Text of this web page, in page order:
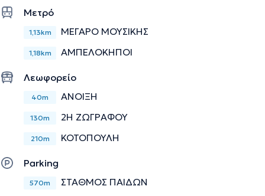
Μετρό
1,13km ΜΕΓΑΡΟ ΜΟΥΣΙΚΗΣ
1,18km ΑΜΠΕΛΟΚΗΠΟΙ
Λεωφορείο
40m ΑΝΟΙΞΗ
130m 2Η ΖΩΓΡΑΦΟΥ
210m ΚΟΤΟΠΟΥΛΗ
Parking
570m ΣΤΑΘΜΟΣ ΠΑΙΔΩΝ